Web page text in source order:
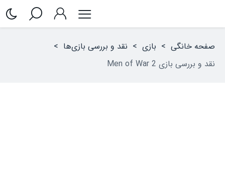
صفحه خانگی > بازی > نقد و بررسی بازی‌ها >
نقد و بررسی بازی Men of War 2